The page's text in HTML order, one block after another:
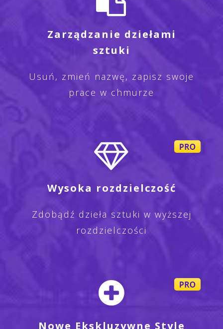
Zarządzanie dziełami
sztuki
Usuń, zmień nazwę, zapisz swoje
prace w chmurze
Wysoka rozdzielczość
Zdobądź dzieła sztuki w wyższej
rozdzielczości
Nowe Ekskluzywne Style